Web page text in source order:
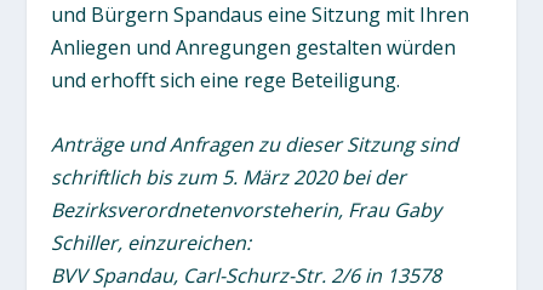
und Bürgern Spandaus eine Sitzung mit Ihren
Anliegen und Anregungen gestalten würden
und erhofft sich eine rege Beteiligung.
Anträge und Anfragen zu dieser Sitzung sind
schriftlich bis zum 5. März 2020 bei der
Bezirksverordnetenvorsteherin, Frau Gaby
Schiller, einzureichen:
BVV Spandau, Carl-Schurz-Str. 2/6 in 13578